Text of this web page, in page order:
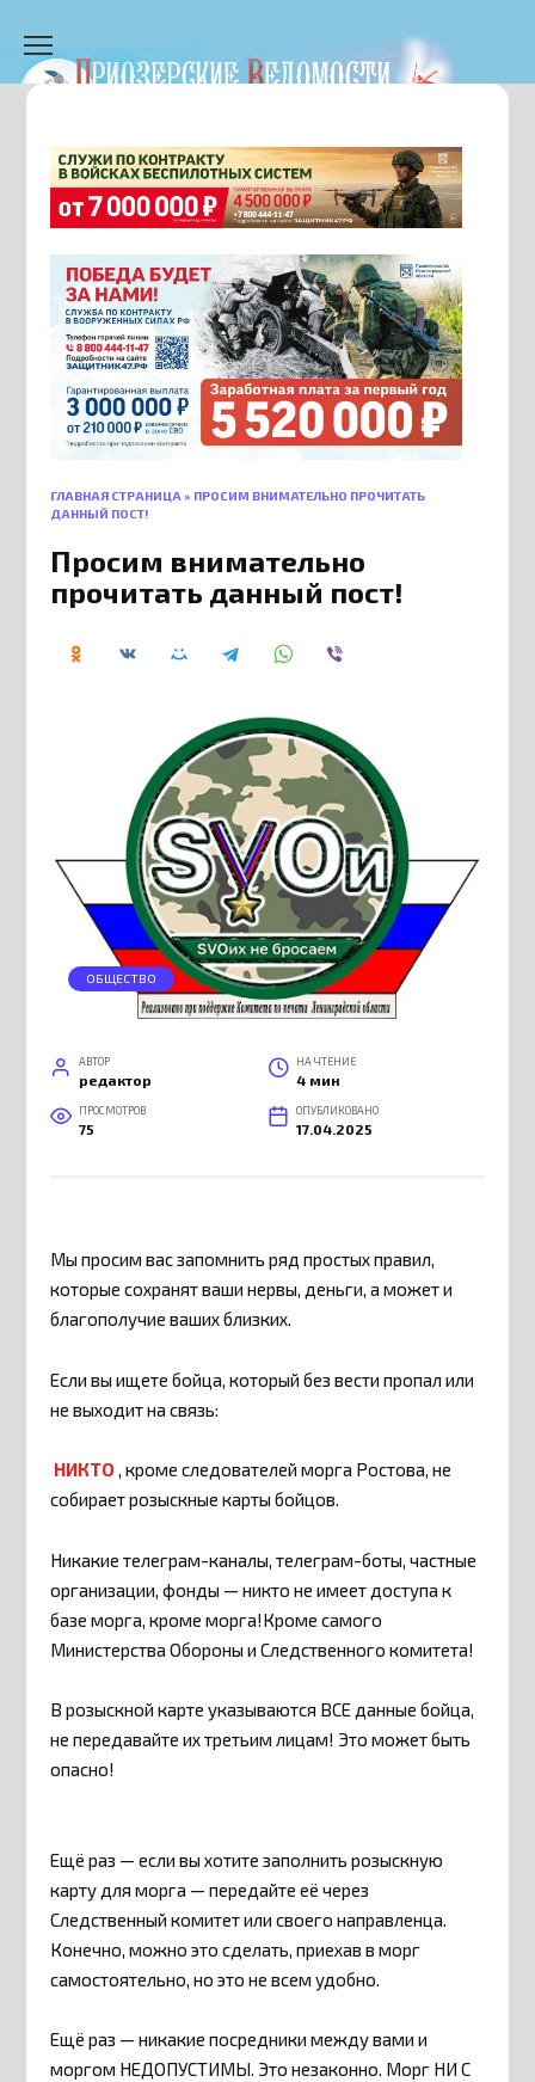
содержанию
ГЛАВНАЯ СТРАНИЦА » ПРОСИМ ВНИМАТЕЛЬНО ПРОЧИТАТЬ
ДАННЫЙ ПОСТ!
Просим внимательно
прочитать данный пост!
ОБЩЕСТВО
АВТОР
редактор
НА ЧТЕНИЕ
4 мин
ПРОСМОТРОВ
75
ОПУБЛИКОВАНО
17.04.2025
Мы просим вас запомнить ряд простых правил,
которые сохранят ваши нервы, деньги, а может и​
благополучие ваших близких.
Если вы ищете​ бойца, который​ без вести пропал или
не​ выходит на​ связь:
НИКТО , кроме следователей морга Ростова, не
собирает розыскные карты бойцов.
Никакие телеграм-каналы, телеграм-боты, частные
организации, фонды — никто не имеет доступа к
базе морга, кроме морга!​Кроме самого
Министерства Обороны и Следственного комитета!
В​ розыскной карте указываются ВСЕ данные бойца,
не передавайте их третьим лицам!​ Это может быть
опасно!
Ещё раз — если вы хотите заполнить розыскную
карту для морга — передайте её через​
Следственный комитет или своего направленца.
Конечно, можно это сделать, приехав в морг
самостоятельно, но это не всем удобно.
Ещё раз — никакие посредники между вами и
моргом НЕДОПУСТИМЫ. Это незаконно. Морг НИ С